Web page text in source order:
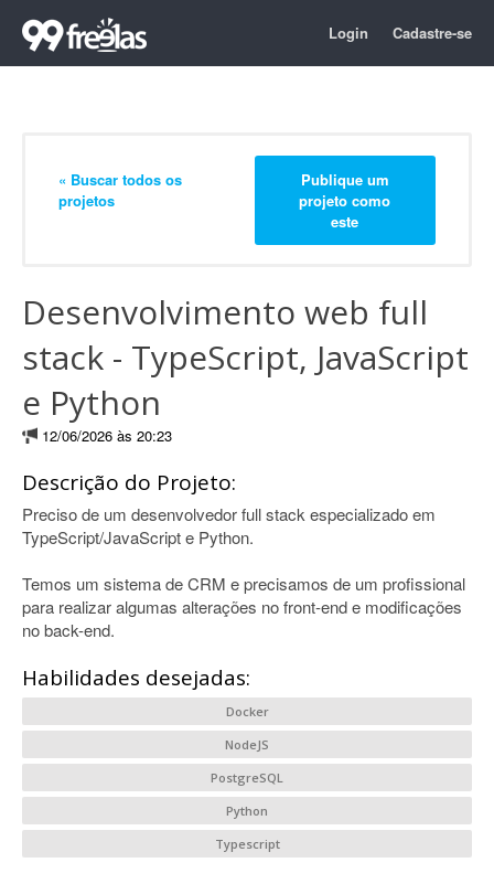
Login Cadastre-se
« Buscar todos os
projetos
Publique um
projeto como
este
Desenvolvimento web full
stack - TypeScript, JavaScript
e Python
12/06/2026 às 20:23
Descrição do Projeto:
Preciso de um desenvolvedor full stack especializado em
TypeScript/JavaScript e Python.
Temos um sistema de CRM e precisamos de um profissional
para realizar algumas alterações no front-end e modificações
no back-end.
Habilidades desejadas:
Docker
NodeJS
PostgreSQL
Python
Typescript